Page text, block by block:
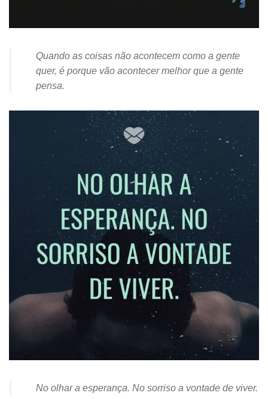
Quando as coisas não acontecem como a gente
quer, é porque vão acontecer melhor que a gente
pensa.
No olhar a esperança. No sorriso a vontade de viver.